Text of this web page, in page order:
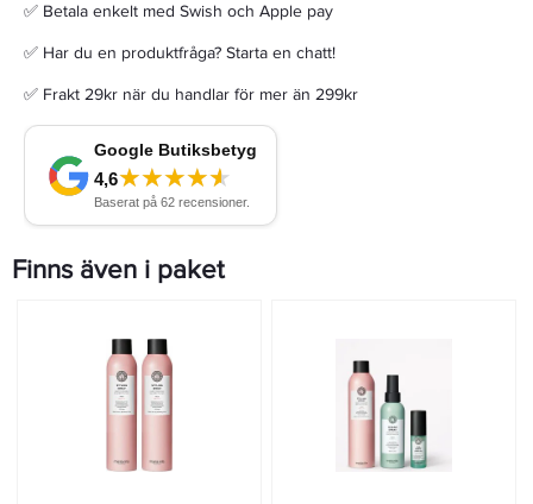
✅ Betala enkelt med Swish och Apple pay
✅ Har du en produktfråga? Starta en chatt!
✅ Frakt 29kr när du handlar för mer än 299kr
Finns även i paket